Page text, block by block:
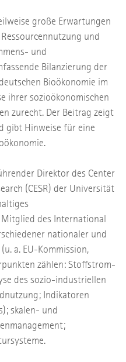
große Erwartungen
und
und
Bilanzierung der
Bioökonomie im
ihrer sozioökonomischen
zurecht. Der Beitrag zeigt
gibt Hinweise für eine
Direktor des Center
(CESR) der Universität
Mitglied des International
nationaler und
a. EU-Kommission,
zählen: Stoffstrom-
des sozio-industriellen
Indikatoren
skalen- und